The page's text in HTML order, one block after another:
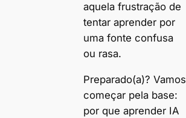
aquela frustração de
tentar aprender por
uma fonte confusa
ou rasa.
Preparado(a)? Vamos
começar pela base:
por que aprender IA